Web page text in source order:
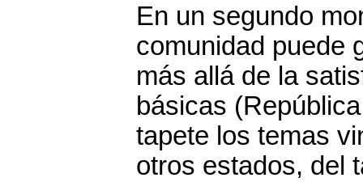
En un segundo
comunidad puede
más allá de la
básicas
tapete los temas
otros estados, del